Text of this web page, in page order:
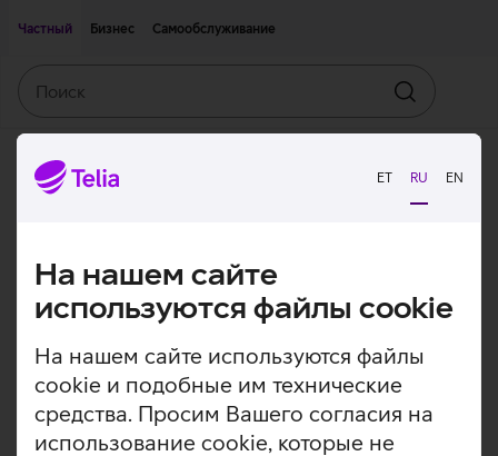
ET RU EN
На нашем сайте
используются файлы cookie
На нашем сайте используются файлы
cookie и подобные им технические
средства. Просим Вашего согласия на
использование cookie, которые не
Частный
Бизнес Самообслуживание
Искать